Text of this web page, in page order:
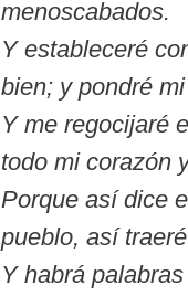
menoscabados.
Y estableceré
bien; y pondré
Y me regocijaré
todo mi corazón
Porque así dice
pueblo, así
Y habrá